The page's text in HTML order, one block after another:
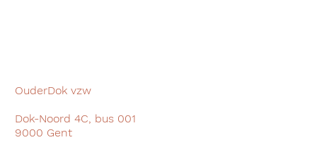
OuderDok vzw
Dok-Noord 4C, bus 001
9000 Gent